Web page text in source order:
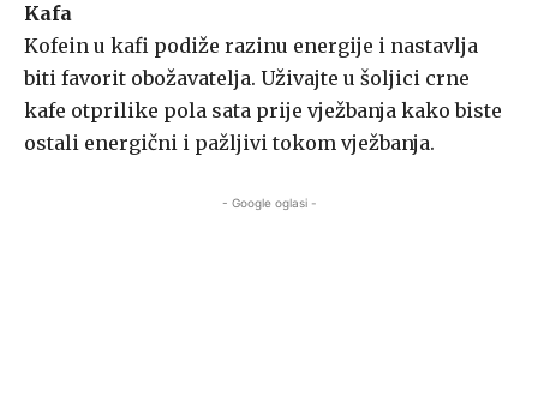
Kafa
Kofein u kafi podiže razinu energije i nastavlja
biti favorit obožavatelja. Uživajte u šoljici crne
kafe otprilike pola sata prije vježbanja kako biste
ostali energični i pažljivi tokom vježbanja.
- Google oglasi -